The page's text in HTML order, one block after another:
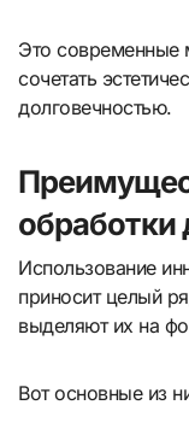
Это современные
сочетать
долговечностью.
обработки
Использование
приносит целый
выделяют их на
Вот основные из